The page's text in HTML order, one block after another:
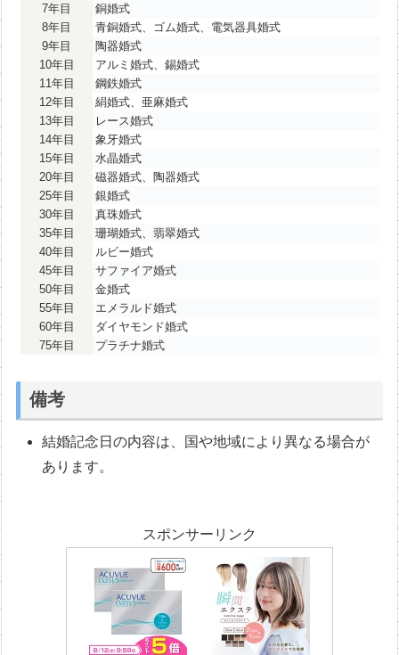
7年目
銅婚式
8年目
青銅婚式、ゴム婚式、電気器具婚式
9年目
陶器婚式
10年目
アルミ婚式、錫婚式
11年目
鋼鉄婚式
12年目
絹婚式、亜麻婚式
13年目
レース婚式
14年目
象牙婚式
15年目
水晶婚式
20年目
磁器婚式、陶器婚式
25年目
銀婚式
30年目
真珠婚式
35年目
珊瑚婚式、翡翠婚式
40年目
ルビー婚式
45年目
サファイア婚式
50年目
金婚式
55年目
エメラルド婚式
60年目
ダイヤモンド婚式
75年目
プラチナ婚式
備考
結婚記念日の内容は、国や地域により異なる場合が
あります。
スポンサーリンク